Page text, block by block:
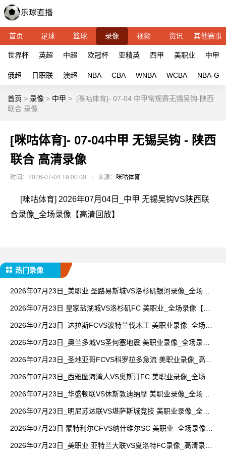
首页 足球 篮球 录像 视频 资讯 其他赛事
世界杯 英超 中超 欧冠杯 亚精英 西甲 美职业 中甲
俄超 日职联 澳超 NBA CBA WNBA WCBA NBA-G
首页 > 录像 > 中甲 > [咪咕体育]- 07-04 中甲常规赛无锡吴钩-陕西
联合 录像
[咪咕体育]- 07-04中甲 无锡吴钩 - 陕西
联合 高清录像
时间：2026-07-04 19:00:00 来源： 咪咕体育
[咪咕体育] 2026年07月04日_中甲 无锡吴钩VS陕西联
合录像_全场录像【高清回放】
热门录像
2026年07月23日_美职业 圣路易斯城VS洛杉矶银河录像_全场录
2026年07月23日 皇家盐湖城VS洛杉矶FC 美职业_全场录像【全
2026年07月23日_达拉斯FCVS波特兰伐木工 美职业录像_全场录
2026年07月23日_奥兰多城VS圣何塞地震 美职业录像_全场录像
2026年07月23日_圣地亚哥FCVS科罗拉多急流 美职业录像_高清
2026年07月23日_西雅图海湾人VS奥斯汀FC 美职业录像_全场录
2026年07月23日_华盛顿联VS休斯敦迪纳摩 美职业录像_全场录
2026年07月23日_明尼苏达联VS堪萨斯城竞技 美职业录像_全场
2026年07月23日 蒙特利尔CFVS纳什维尔SC 美职业_全场录像
2026年07月23日_美职业 亚特兰大联VS夏洛特FC录像_高清录像